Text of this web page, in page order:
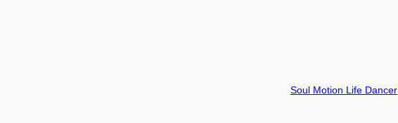
Soul Motion Life Dancer